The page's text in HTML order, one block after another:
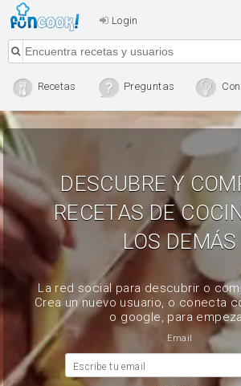
Login
Recetas Preguntas
DESCUBRE Y
RECETAS DE
LOS DEMÁS
La red social para descubrir o
Crea un nuevo usuario, o conecta
o google, para
Email
Escribe tu email